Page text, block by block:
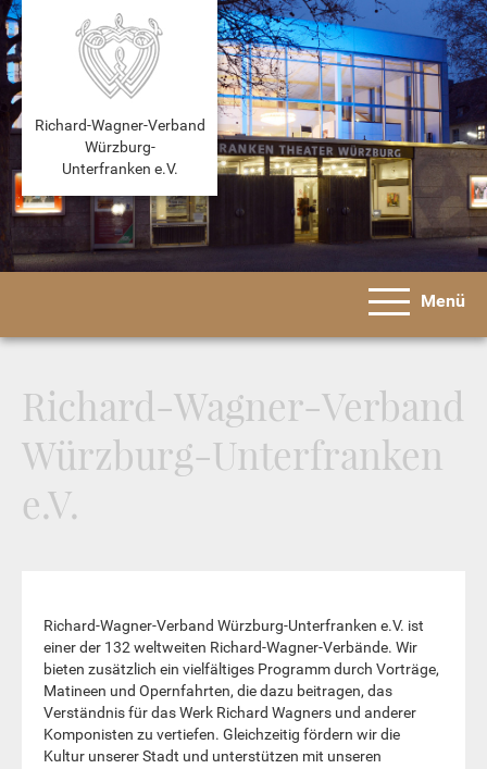
Richard-Wagner-Verband
Würzburg-
Unterfranken e.V.
Menü
Richard-Wagner-Verband
Würzburg-Unterfranken
e.V.
Richard-Wagner-Verband Würzburg-Unterfranken e.V. ist
einer der 132 weltweiten Richard-Wagner-Verbände. Wir
bieten zusätzlich ein vielfältiges Programm durch Vorträge,
Matineen und Opernfahrten, die dazu beitragen, das
Verständnis für das Werk Richard Wagners und anderer
Komponisten zu vertiefen. Gleichzeitig fördern wir die
Kultur unserer Stadt und unterstützen mit unseren